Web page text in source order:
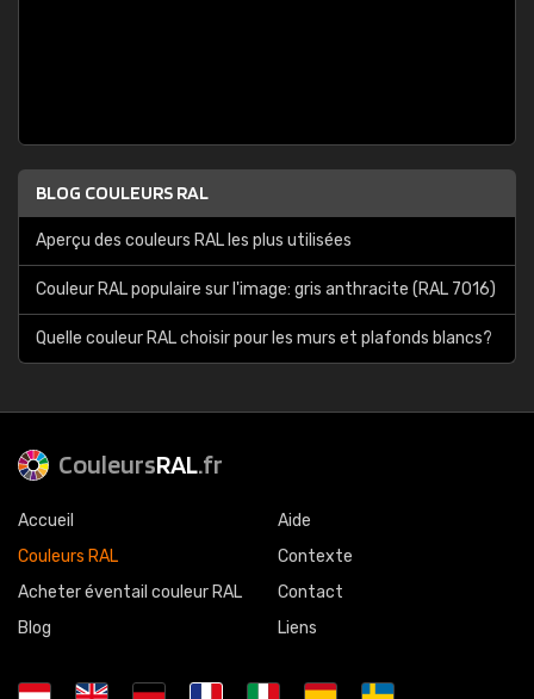
BLOG COULEURS RAL
Aperçu des couleurs RAL les plus utilisées
Couleur RAL populaire sur l'image: gris anthracite (RAL 7016)
Quelle couleur RAL choisir pour les murs et plafonds blancs?
CouleursRAL.fr
Accueil
Couleurs RAL
Acheter éventail couleur RAL
Blog
Aide
Contexte
Contact
Liens